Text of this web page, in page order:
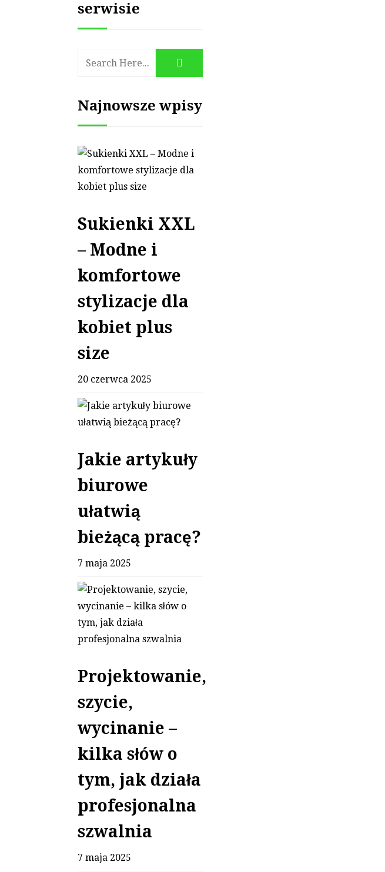
serwisie
Najnowsze wpisy
Sukienki XXL
– Modne i
komfortowe
stylizacje dla
kobiet plus
size
20 czerwca 2025
Jakie artykuły
biurowe
ułatwią
bieżącą pracę?
7 maja 2025
Projektowanie,
szycie,
wycinanie –
kilka słów o
tym, jak działa
profesjonalna
szwalnia
7 maja 2025